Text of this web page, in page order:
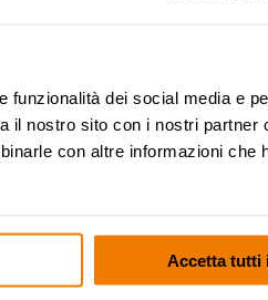
funzionalità dei social media e
il nostro sito con i nostri partner
con altre informazioni che
Accetta tutti
Edilizia e costruzioni